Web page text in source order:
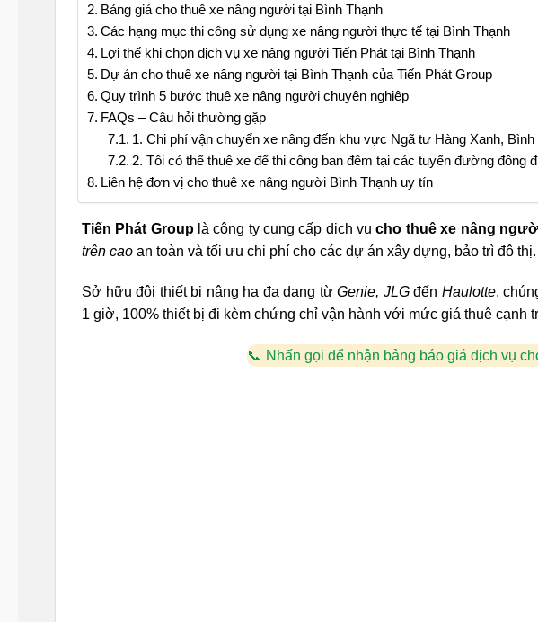
Bảng giá cho thuê xe nâng người tại Bình Thạnh
Các hạng mục thi công sử dụng xe nâng người thực tế tại Bình Thạnh
Lợi thế khi chọn dịch vụ xe nâng người Tiến Phát tại Bình Thạnh
Dự án cho thuê xe nâng người tại Bình Thạnh của Tiến Phát Group
Quy trình 5 bước thuê xe nâng người chuyên nghiệp
FAQs – Câu hỏi thường gặp
1. Chi phí vận chuyển xe nâng đến khu vực Ngã tư Hàng Xanh,
2. Tôi có thể thuê xe để thi công ban đêm tại các tuyến đường đông
Liên hệ đơn vị cho thuê xe nâng người Bình Thạnh uy tín
Tiến Phát Grouplà công ty cung cấp dịch vụ cho thuê xe nâng
trên cao an toàn và tối ưu chi phí cho các dự án xây dựng, bảo trì đô thị.
Sở hữu đội thiết bị nâng hạ đa dạng từGenie, JLGđến Haulotte,
1 giờ, 100% thiết bị đi kèm chứng chỉ vận hành với mức giá thuê cạnh
Nhấn gọi để nhận bảng báo giá dịch vụ